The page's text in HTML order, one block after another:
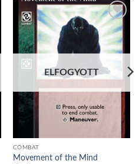
Add to
wishlist
ELFOGYOTT
COMBAT
Movement of the Mind